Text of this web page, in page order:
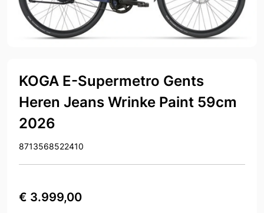
KOGA E-Supermetro Gents
Heren Jeans Wrinke Paint 59cm
2026
8713568522410
€ 3.999,00